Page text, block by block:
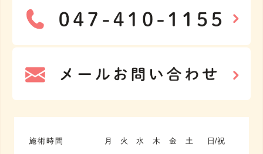
施術時間 月 火 水 木 金 土 日/祝